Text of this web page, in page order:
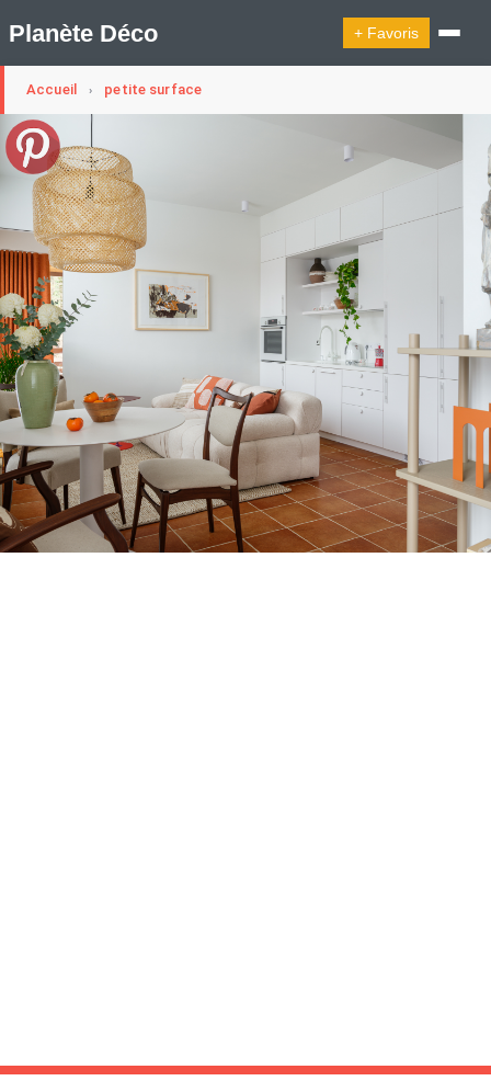
Planète Déco + Favoris
🛍︎ Shop Planète Déco
Appartement Design Belgique
Decoration Noël
Design Suédois En Quelques Photos
Idées Déco En 10 Photos
La Semaine Décoration Et Design
Maison En Ville
Méli-Mélo Suédois
Publi Reportage
Tendance
Interieurs Scandinaves
La Décoration Selon Votre Signe Astrologique
Les Trouvailles Déco Du Jour
Loft
Maison Appartement Écologique
Maison Container/container House
Maison D'hôtes
Maison Et Appartement Vintage
On Décode La Déco
Petite Surface
Piscine Question De Style
Renovation
Revue De Week End
Tiny House
Accueil › petite surface